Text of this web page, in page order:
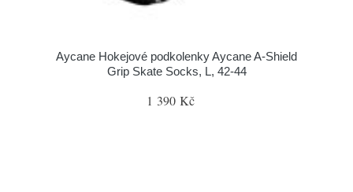
Aycane Hokejové podkolenky Aycane A-Shield
Grip Skate Socks, L, 42-44
1 390 Kč